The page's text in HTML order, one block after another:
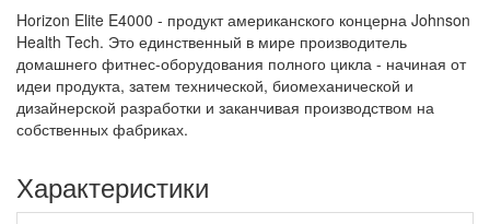
Horizon Elite E4000 - продукт американского концерна Johnson
Health Tech. Это единственный в мире производитель
домашнего фитнес-оборудования полного цикла - начиная от
идеи продукта, затем технической, биомеханической и
дизайнерской разработки и заканчивая производством на
собственных фабриках.
Характеристики